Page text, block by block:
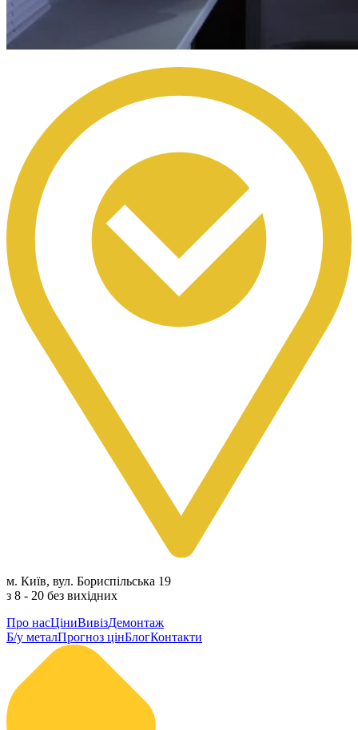
м. Київ, вул. Бориспільська 19
з 8 - 20 без вихідних
Про насЦіниВивізДемонтаж
Б/у металПрогноз цінБлогКонтакти